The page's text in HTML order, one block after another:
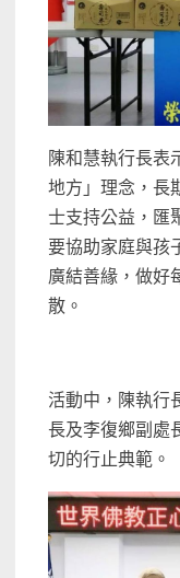
陳和慧執行長表
地方」理念，長
士支持公益，匯
要協助家庭與孩
廣結善緣，做好
散。
活動中，陳執行
長及李復鄉副處
切的行止典範。